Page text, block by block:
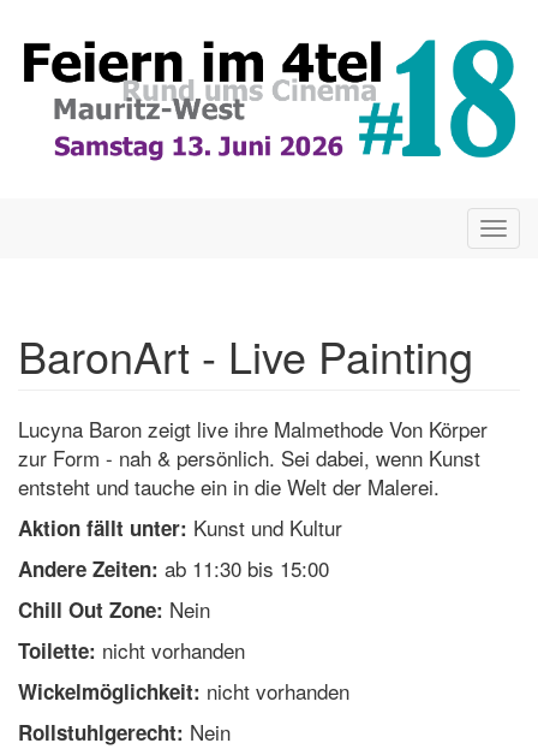
zum
Inhalt
BaronArt - Live Painting
Lucyna Baron zeigt live ihre Malmethode Von Körper
zur Form - nah & persönlich. Sei dabei, wenn Kunst
entsteht und tauche ein in die Welt der Malerei.
Aktion fällt unter: Kunst und Kultur
Andere Zeiten: ab 11:30 bis 15:00
Chill Out Zone: Nein
Toilette: nicht vorhanden
Wickelmöglichkeit: nicht vorhanden
Rollstuhlgerecht: Nein